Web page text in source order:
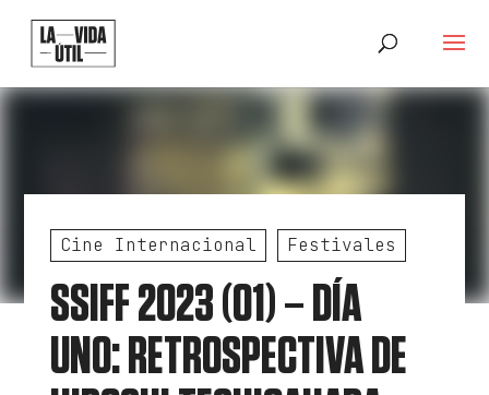
Cine Internacional Festivales
SSIFF 2023 (01) – DÍA
UNO: RETROSPECTIVA DE